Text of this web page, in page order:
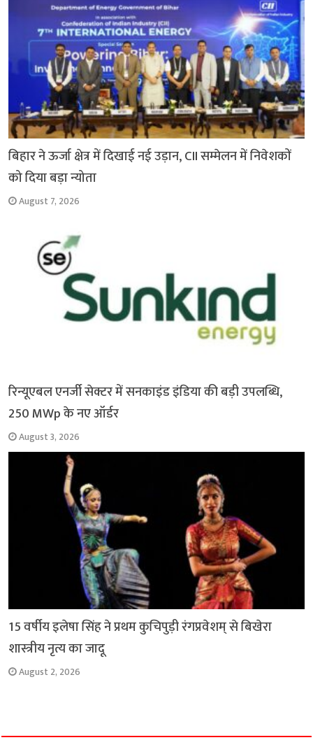
बिहार ने ऊर्जा क्षेत्र में दिखाई नई उड़ान, CII सम्मेलन में निवेशकों
को दिया बड़ा न्योता
August 7, 2026
रिन्यूएबल एनर्जी सेक्टर में सनकाइंड इंडिया की बड़ी उपलब्धि,
250 MWp के नए ऑर्डर
August 3, 2026
15 वर्षीय इलेषा सिंह ने प्रथम कुचिपुड़ी रंगप्रवेशम् से बिखेरा
शास्त्रीय नृत्य का जादू
August 2, 2026